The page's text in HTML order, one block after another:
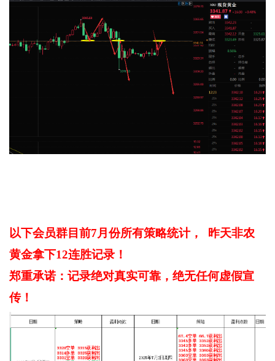
以下会员群目前7月份所有策略统计， 昨天非农
黄金拿下12连胜记录！
郑重承诺：记录绝对真实可靠，绝无任何虚假宣
传！